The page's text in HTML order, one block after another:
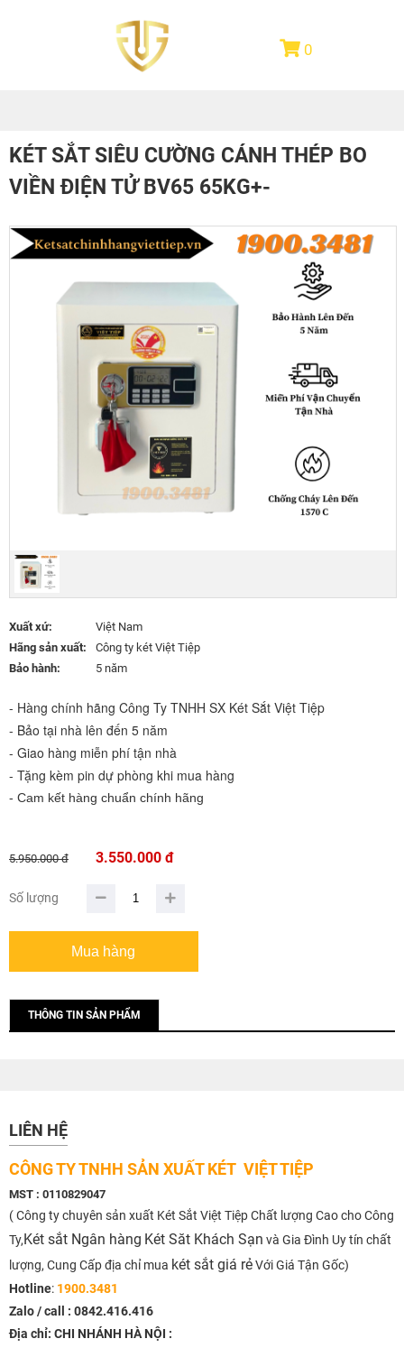
0
KÉT SẮT SIÊU CƯỜNG CÁNH THÉP BO
VIỀN ĐIỆN TỬ BV65 65KG+-
Xuất xứ:
Việt Nam
Hãng sản xuất:
Công ty két Việt Tiệp
Bảo hành:
5 năm
- Hàng chính hãng Công Ty TNHH SX Két Sắt Việt Tiệp
- Bảo tại nhà lên đến 5 năm
- Giao hàng miễn phí tận nhà
- Tặng kèm pin dự phòng khi mua hàng
- Cam kết hàng chuẩn chính hãng
5.950.000 đ 3.550.000 đ
Số lượng
THÔNG TIN SẢN PHẨM
LIÊN HỆ
CÔNG TY TNHH SẢN XUẤT KÉT VIỆT TIỆP
MST : 0110829047
( Công ty chuyên sản xuất Két Sắt Việt Tiệp Chất lượng Cao cho Công
Ty,Két sắt Ngân hàng Két Săt Khách Sạn và Gia Đình Uy tín chất
lượng, Cung Cấp địa chỉ mua két sắt giá rẻVới Giá Tận Gốc)
Hotline: 1900.3481
Zalo / call : 0842.416.416
Địa chỉ: CHI NHÁNH HÀ NỘI :